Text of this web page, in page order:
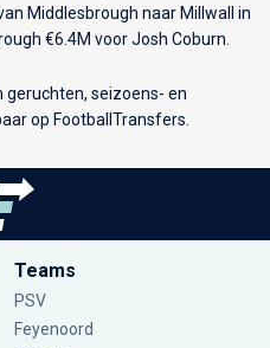
Middlesbrough naar Millwall in
€6.4M voor Josh Coburn.
seizoens- en
op FootballTransfers.
Teams
PSV
Feyenoord